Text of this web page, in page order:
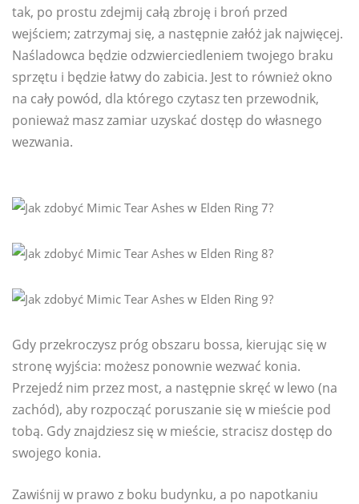
tak, po prostu zdejmij całą zbroję i broń przed
wejściem; zatrzymaj się, a następnie załóż jak najwięcej.
Naśladowca będzie odzwierciedleniem twojego braku
sprzętu i będzie łatwy do zabicia. Jest to również okno
na cały powód, dla którego czytasz ten przewodnik,
ponieważ masz zamiar uzyskać dostęp do własnego
wezwania.
Gdy przekroczysz próg obszaru bossa, kierując się w
stronę wyjścia: możesz ponownie wezwać konia.
Przejedź nim przez most, a następnie skręć w lewo (na
zachód), aby rozpocząć poruszanie się w mieście pod
tobą. Gdy znajdziesz się w mieście, stracisz dostęp do
swojego konia.
Zawiśnij w prawo z boku budynku, a po napotkaniu